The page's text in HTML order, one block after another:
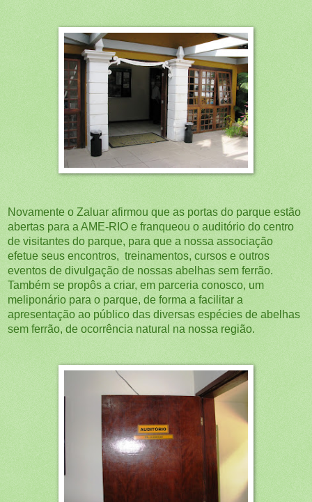
Novamente o Zaluar afirmou que as portas do parque estão
abertas para a AME-RIO e franqueou o auditório do centro
de visitantes do parque, para que a nossa associação
efetue seus encontros, treinamentos, cursos e outros
eventos de divulgação de nossas abelhas sem ferrão.
Também se propôs a criar, em parceria conosco, um
meliponário para o parque, de forma a facilitar a
apresentação ao público das diversas espécies de abelhas
sem ferrão, de ocorrência natural na nossa região.